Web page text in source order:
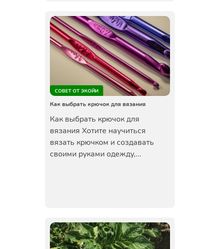
СОВЕТ ОТ ЭКОЙИ
Как выбрать крючок для вязания
Как выбрать крючок для
вязания Хотите научиться
вязать крючком и создавать
своими руками одежду,...